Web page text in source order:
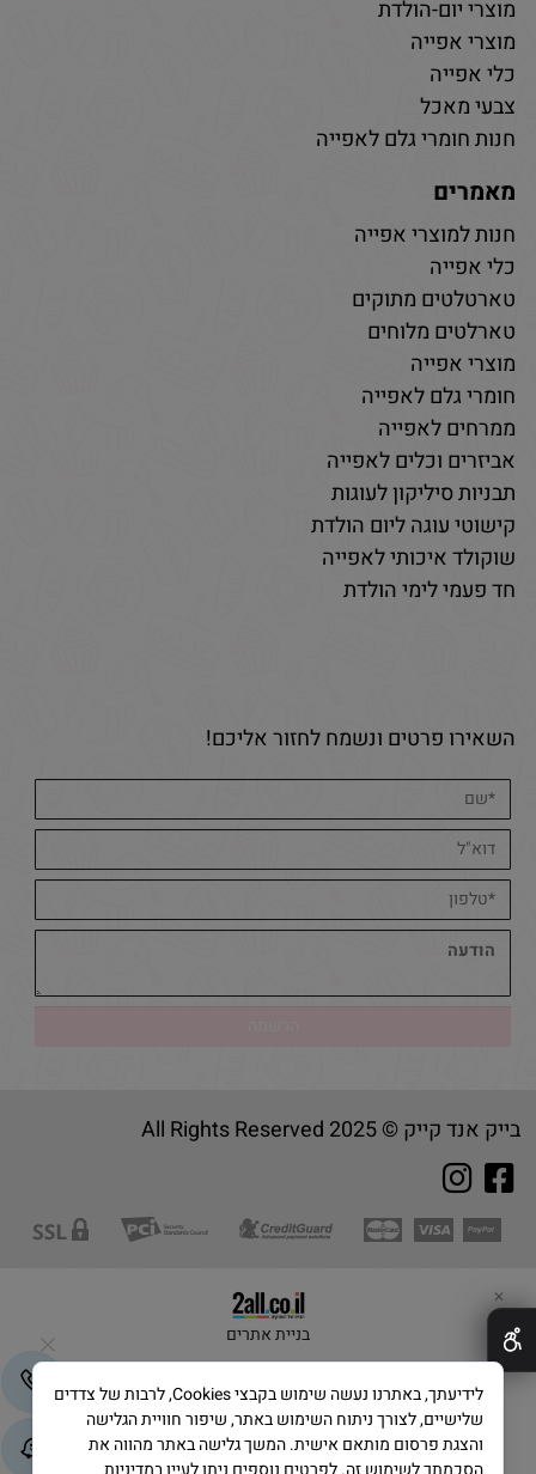
מוצרי יום-הולדת
מוצרי אפייה
כלי אפייה
צבעי מאכל
חנות חומרי גלם לאפייה
מאמרים
חנות למוצרי אפייה
כלי אפייה
טארטלטים מתוקים
טארלטים מלוחים
מוצרי אפייה
חומרי גלם לאפייה
ממרחים לאפייה
אביזרים וכלים לאפייה
תבניות סיליקון לעוגות
קישוטי עוגה ליום הולדת
שוקולד איכותי לאפייה
חד פעמי לימי הולדת
השאירו פרטים ונשמח לחזור אליכם!
בייק אנד קייק © 2025 All Rights Reserved
בניית אתרים
✕
לידיעתך, באתרנו נעשה שימוש בקבצי Cookies, לרבות של צדדים
שלישיים, לצורך ניתוח השימוש באתר, שיפור חוויית הגלישה
והצגת פרסום מותאם אישית. המשך גלישה באתר מהווה את